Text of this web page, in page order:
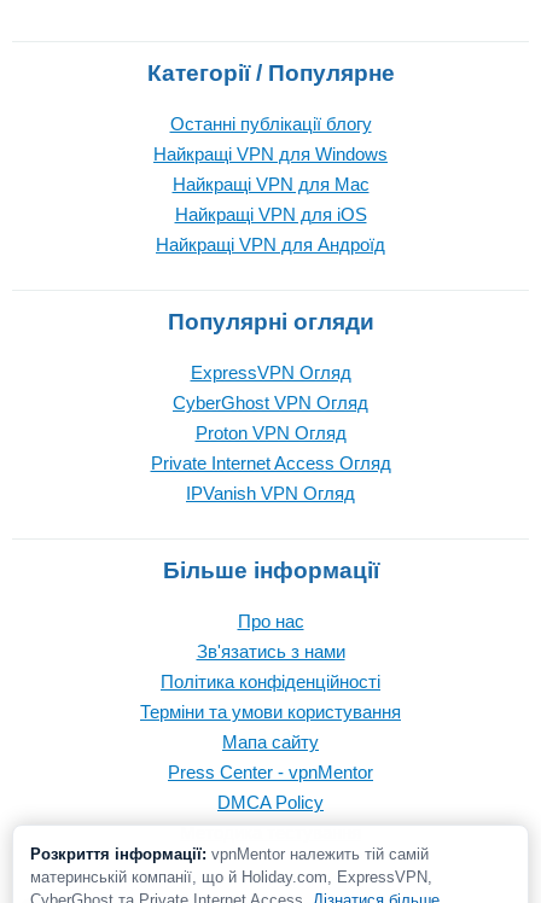
Категорії / Популярне
Останні публікації блогу
Найкращі VPN для Windows
Найкращі VPN для Mac
Найкращі VPN для iOS
Найкращі VPN для Андроїд
Популярні огляди
ExpressVPN Огляд
CyberGhost VPN Огляд
Proton VPN Огляд
Private Internet Access Огляд
IPVanish VPN Огляд
Більше інформації
Про нас
Зв'язатись з нами
Політика конфіденційності
Терміни та умови користування
Мапа сайту
Press Center - vpnMentor
DMCA Policy
Методика тестування
Розкриття інформації: vpnMentor належить тій самій
материнській компанії, що й Holiday.com, ExpressVPN,